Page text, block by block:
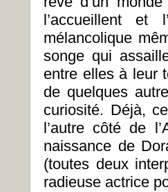
l’accueillent et
mélancolique
songe qui
entre elles à leur
de quelques
curiosité. Déjà,
l’autre côté de
naissance de
(toutes deux
radieuse actrice